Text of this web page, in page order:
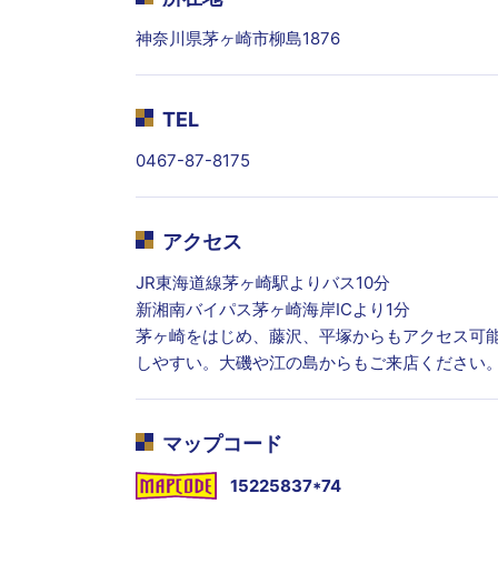
神奈川県茅ヶ崎市柳島1876
TEL
0467-87-8175
アクセス
JR東海道線茅ヶ崎駅よりバス10分
新湘南バイパス茅ヶ崎海岸ICより1分
茅ヶ崎をはじめ、藤沢、平塚からもアクセス
しやすい。大磯や江の島からもご来店ください
マップコード
15225837*74